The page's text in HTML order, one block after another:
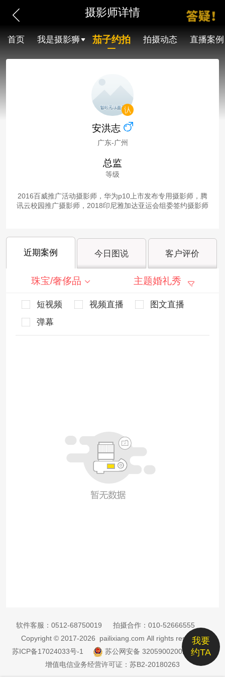
摄影师详情
首页 我是摄影狮 茄子约拍 拍摄动态 直播案例
安洪志
广东-广州
总监
等级
2016百威推广活动摄影师，华为p10上市发布专用摄影师，腾
讯云校园推广摄影师，2018印尼雅加达亚运会组委签约摄影师
近期案例 今日图说 客户评价
珠宝/奢侈品 主题婚礼秀
短视频 视频直播
图文直播
弹幕
我要
约TA
软件客服： 0512-68750019 拍摄合作： 010-52666555
Copyright © 2017-2026 pailixiang.com All rights reserved
苏ICP备17024033号-1
苏公网安备 32059002002885号
增值电信业务经营许可证：苏B2-20180263